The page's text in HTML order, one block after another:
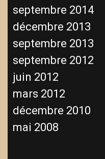
septembre 2014
décembre 2013
septembre 2013
septembre 2012
juin 2012
mars 2012
décembre 2010
mai 2008